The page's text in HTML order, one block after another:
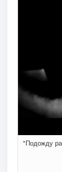
"Подожду